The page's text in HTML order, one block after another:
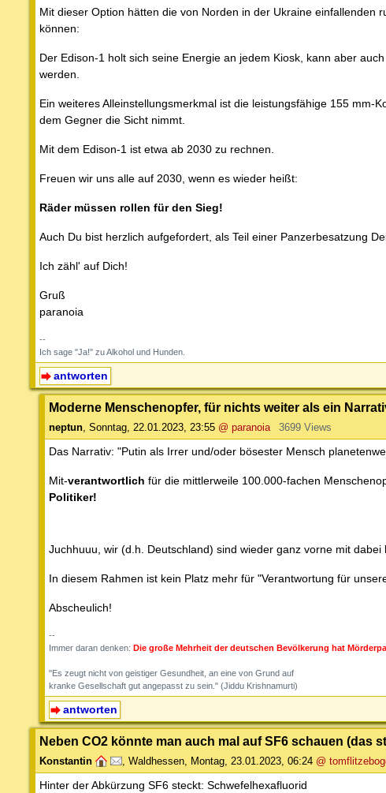
Mit dieser Option hätten die von Norden in der Ukraine einfallenden
können:
Der Edison-1 holt sich seine Energie an jedem Kiosk, kann aber
werden.
Ein weiteres Alleinstellungsmerkmal ist die leistungsfähige 155
dem Gegner die Sicht nimmt.
Mit dem Edison-1 ist etwa ab 2030 zu rechnen.
Freuen wir uns alle auf 2030, wenn es wieder heißt:
Räder müssen rollen für den Sieg!
Auch Du bist herzlich aufgefordert, als Teil einer Panzerbesatzung
Ich zähl' auf Dich!
Gruß
paranoia
--
Ich sage "Ja!" zu Alkohol und Hunden.
antworten
Moderne Menschenopfer, für nichts weiter als ein
neptun, Sonntag, 22.01.2023, 23:55 @ paranoia 3699 Views
Das Narrativ: "Putin als Irrer und/oder bösester Mensch
Mit-verantwortlich für die mittlerweile 100.000-fachen
Politiker!
Juchhuuu, wir (d.h. Deutschland) sind wieder ganz vorne mit
In diesem Rahmen ist kein Platz mehr für "Verantwortung für
Abscheulich!
--
Immer daran denken: Die große Mehrheit der deutschen Bevölkerung hat
"Es zeugt nicht von geistiger Gesundheit, an eine von Grund auf
kranke Gesellschaft gut angepasst zu sein." (Jiddu Krishnamurti)
antworten
Neben CO2 könnte man auch mal auf SF6 schauen (das
Konstantin , Waldhessen, Montag, 23.01.2023, 06:24 @
Hinter der Abkürzung SF6 steckt: Schwefelhexafluorid